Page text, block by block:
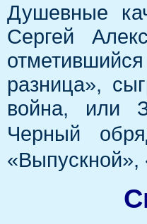
Душевные
Сергей
разница»,
война, или
Черный
«Выпускной»,